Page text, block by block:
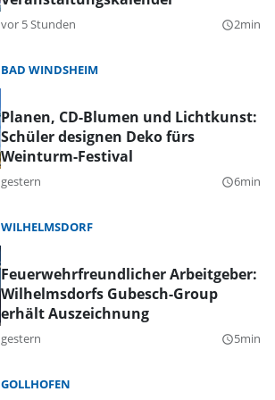
vor 5 Stunden query_builder2min
BAD WINDSHEIM
Planen, CD-Blumen und Lichtkunst:
Schüler designen Deko fürs
Weinturm-Festival
gestern query_builder6min
WILHELMSDORF
Feuerwehrfreundlicher Arbeitgeber:
Wilhelmsdorfs Gubesch-Group
erhält Auszeichnung
gestern query_builder5min
GOLLHOFEN